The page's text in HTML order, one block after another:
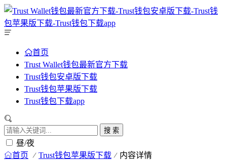
首页
Trust Wallet钱包最新官方下载
Trust钱包安卓版下载
Trust钱包苹果版下载
Trust钱包下载app
搜 索
昼/夜
首页 Trust钱包苹果版下载 内容详情